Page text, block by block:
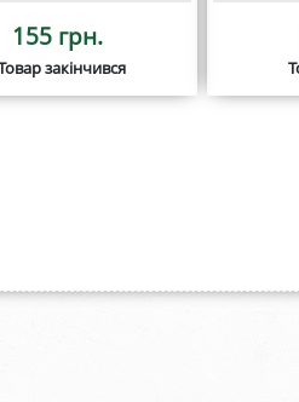
155 грн.
закінчився